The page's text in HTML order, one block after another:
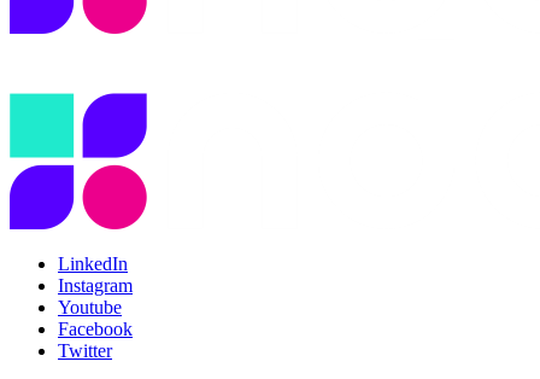
LinkedIn
Instagram
Youtube
Facebook
Twitter